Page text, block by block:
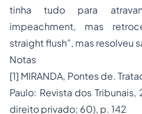
tinha tudo para
impeachment, mas
straight flush”, mas resolveu
Notas
[1] MIRANDA, Pontes de.
Paulo: Revista dos
direito privado; 60), p. 142